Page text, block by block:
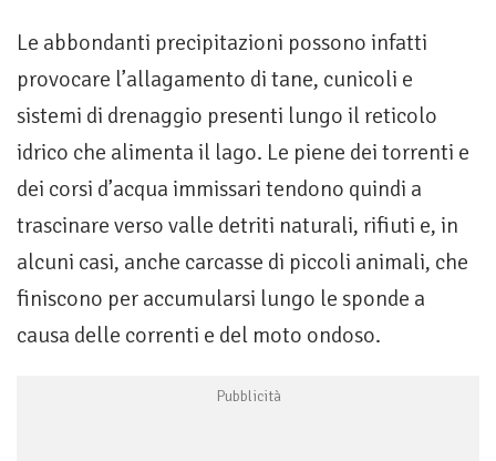
Le abbondanti precipitazioni possono infatti
provocare l’allagamento di tane, cunicoli e
sistemi di drenaggio presenti lungo il reticolo
idrico che alimenta il lago. Le piene dei torrenti e
dei corsi d’acqua immissari tendono quindi a
trascinare verso valle detriti naturali, rifiuti e, in
alcuni casi, anche carcasse di piccoli animali, che
finiscono per accumularsi lungo le sponde a
causa delle correnti e del moto ondoso.